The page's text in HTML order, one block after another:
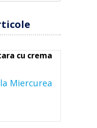
Miercurea